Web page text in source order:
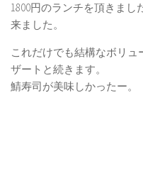
1800円のランチを頂きま
来ました。
これだけでも結構なボリ
ザートと続きます。
鯖寿司が美味しかったー。